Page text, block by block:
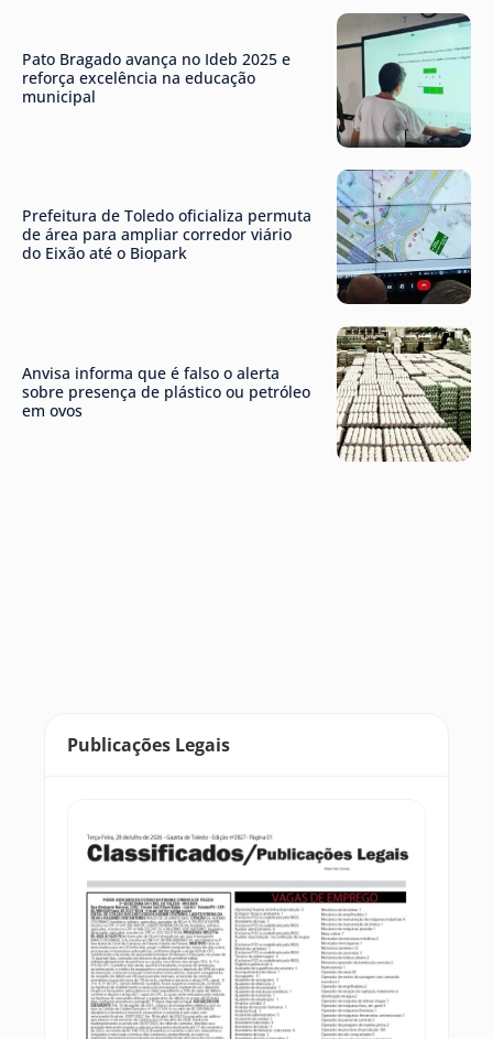
Pato Bragado avança no Ideb 2025 e
reforça excelência na educação
municipal
Prefeitura de Toledo oficializa permuta
de área para ampliar corredor viário
do Eixão até o Biopark
Anvisa informa que é falso o alerta
sobre presença de plástico ou petróleo
em ovos
Publicações Legais